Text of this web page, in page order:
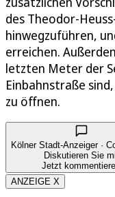
des Theodor-
hinwegzuführen,
erreichen.
letzten Meter der
Einbahnstraße
zu öffnen.
Kölner Stadt-Anzeiger ·
Diskutieren Sie
Jetzt
ANZEIGE X